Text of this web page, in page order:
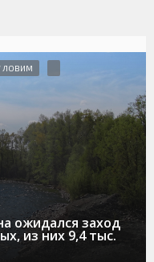
ожидался заход
из них 9,4 тыс.
ЛОВИМ